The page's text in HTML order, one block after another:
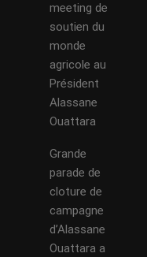
meeting de
soutien du
monde
agricole au
Président
Alassane
Ouattara
Grande
parade de
cloture de
campagne
d’Alassane
Ouattara a